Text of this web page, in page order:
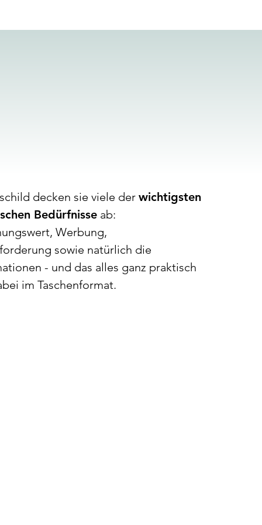
decken sie viele der wichtigsten
Bedürfnisse ab:
Werbung,
sowie natürlich die
- und das alles ganz praktisch
im Taschenformat.